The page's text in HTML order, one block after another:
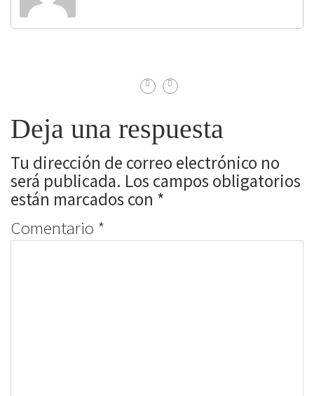
Deja una respuesta
Tu dirección de correo electrónico no
será publicada. Los campos obligatorios
están marcados con *
Comentario *